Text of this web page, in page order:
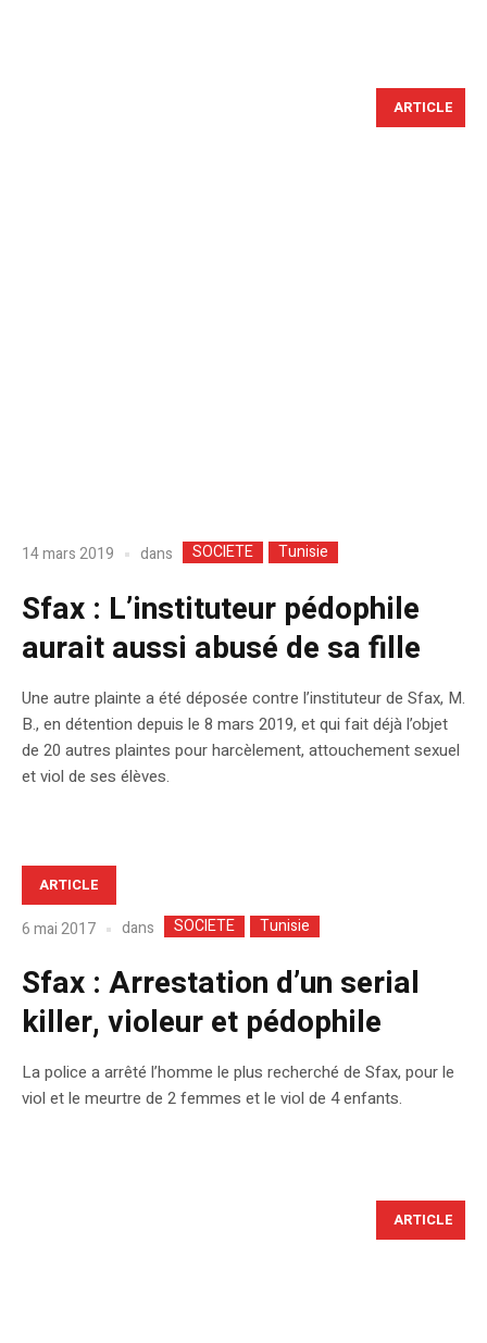
ARTICLE
14 mars 2019 dans SOCIETE Tunisie
Sfax : L’instituteur pédophile
aurait aussi abusé de sa fille
Une autre plainte a été déposée contre l’instituteur de Sfax, M.
B., en détention depuis le 8 mars 2019, et qui fait déjà l’objet
de 20 autres plaintes pour harcèlement, attouchement sexuel
et viol de ses élèves.
ARTICLE
6 mai 2017 dans SOCIETE Tunisie
Sfax : Arrestation d’un serial
killer, violeur et pédophile
La police a arrêté l’homme le plus recherché de Sfax, pour le
viol et le meurtre de 2 femmes et le viol de 4 enfants.
ARTICLE